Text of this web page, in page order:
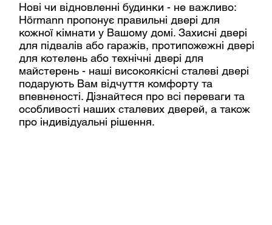
Нові чи відновленні будинки - не важливо:
Hörmann пропонує правильні двері для
кожної кімнати у Вашому домі. Захисні двері
для підвалів або гаражів, протипожежні двері
для котелень або технічні двері для
майстерень - наші високоякісні сталеві двері
подарують Вам відчуття комфорту та
впевненості. Дізнайтеся про всі переваги та
особливості наших сталевих дверей, а також
про індивідуальні рішення.